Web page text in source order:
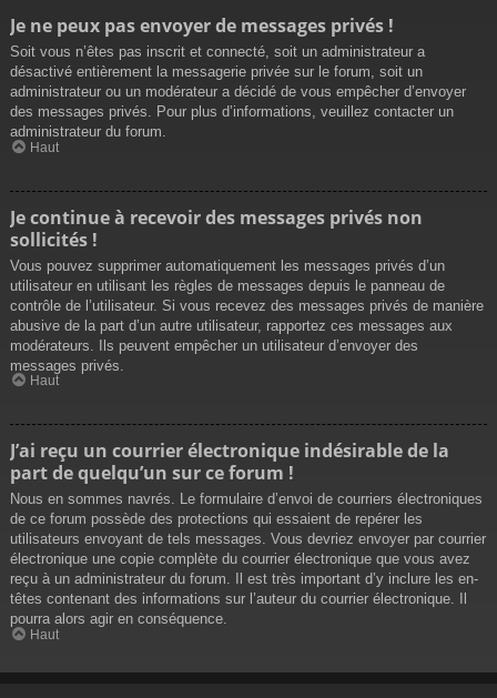
Je ne peux pas envoyer de messages privés !
Soit vous n’êtes pas inscrit et connecté, soit un administrateur a
désactivé entièrement la messagerie privée sur le forum, soit un
administrateur ou un modérateur a décidé de vous empêcher d’envoyer
des messages privés. Pour plus d’informations, veuillez contacter un
administrateur du forum.
Haut
Je continue à recevoir des messages privés non
sollicités !
Vous pouvez supprimer automatiquement les messages privés d’un
utilisateur en utilisant les règles de messages depuis le panneau de
contrôle de l’utilisateur. Si vous recevez des messages privés de manière
abusive de la part d’un autre utilisateur, rapportez ces messages aux
modérateurs. Ils peuvent empêcher un utilisateur d’envoyer des
messages privés.
Haut
J’ai reçu un courrier électronique indésirable de la
part de quelqu’un sur ce forum !
Nous en sommes navrés. Le formulaire d’envoi de courriers électroniques
de ce forum possède des protections qui essaient de repérer les
utilisateurs envoyant de tels messages. Vous devriez envoyer par courrier
électronique une copie complète du courrier électronique que vous avez
reçu à un administrateur du forum. Il est très important d’y inclure les en-
têtes contenant des informations sur l’auteur du courrier électronique. Il
pourra alors agir en conséquence.
Haut